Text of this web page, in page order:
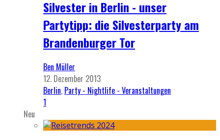
Silvester in Berlin - unser
Partytipp: die Silvesterparty am
Brandenburger Tor
Ben Müller
12. Dezember 2013
Berlin, Party - Nightlife - Veranstaltungen
1
Neu